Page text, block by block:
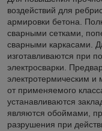
воздействий для
армировки бетона.
сварными сетками,
сварными каркасами.
изготавливаются при
электросварки.
электротермическим и
от применяемого
устанавливаются
являются обоймами,
разрушения при